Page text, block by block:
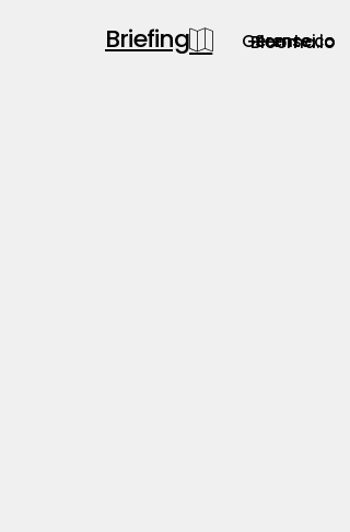
Briefing Blooma.io
Semsei.io
Gerente.co